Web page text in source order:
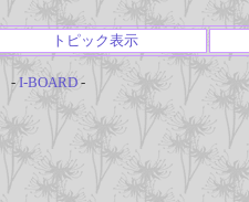
トピック表示
- I-BOARD-